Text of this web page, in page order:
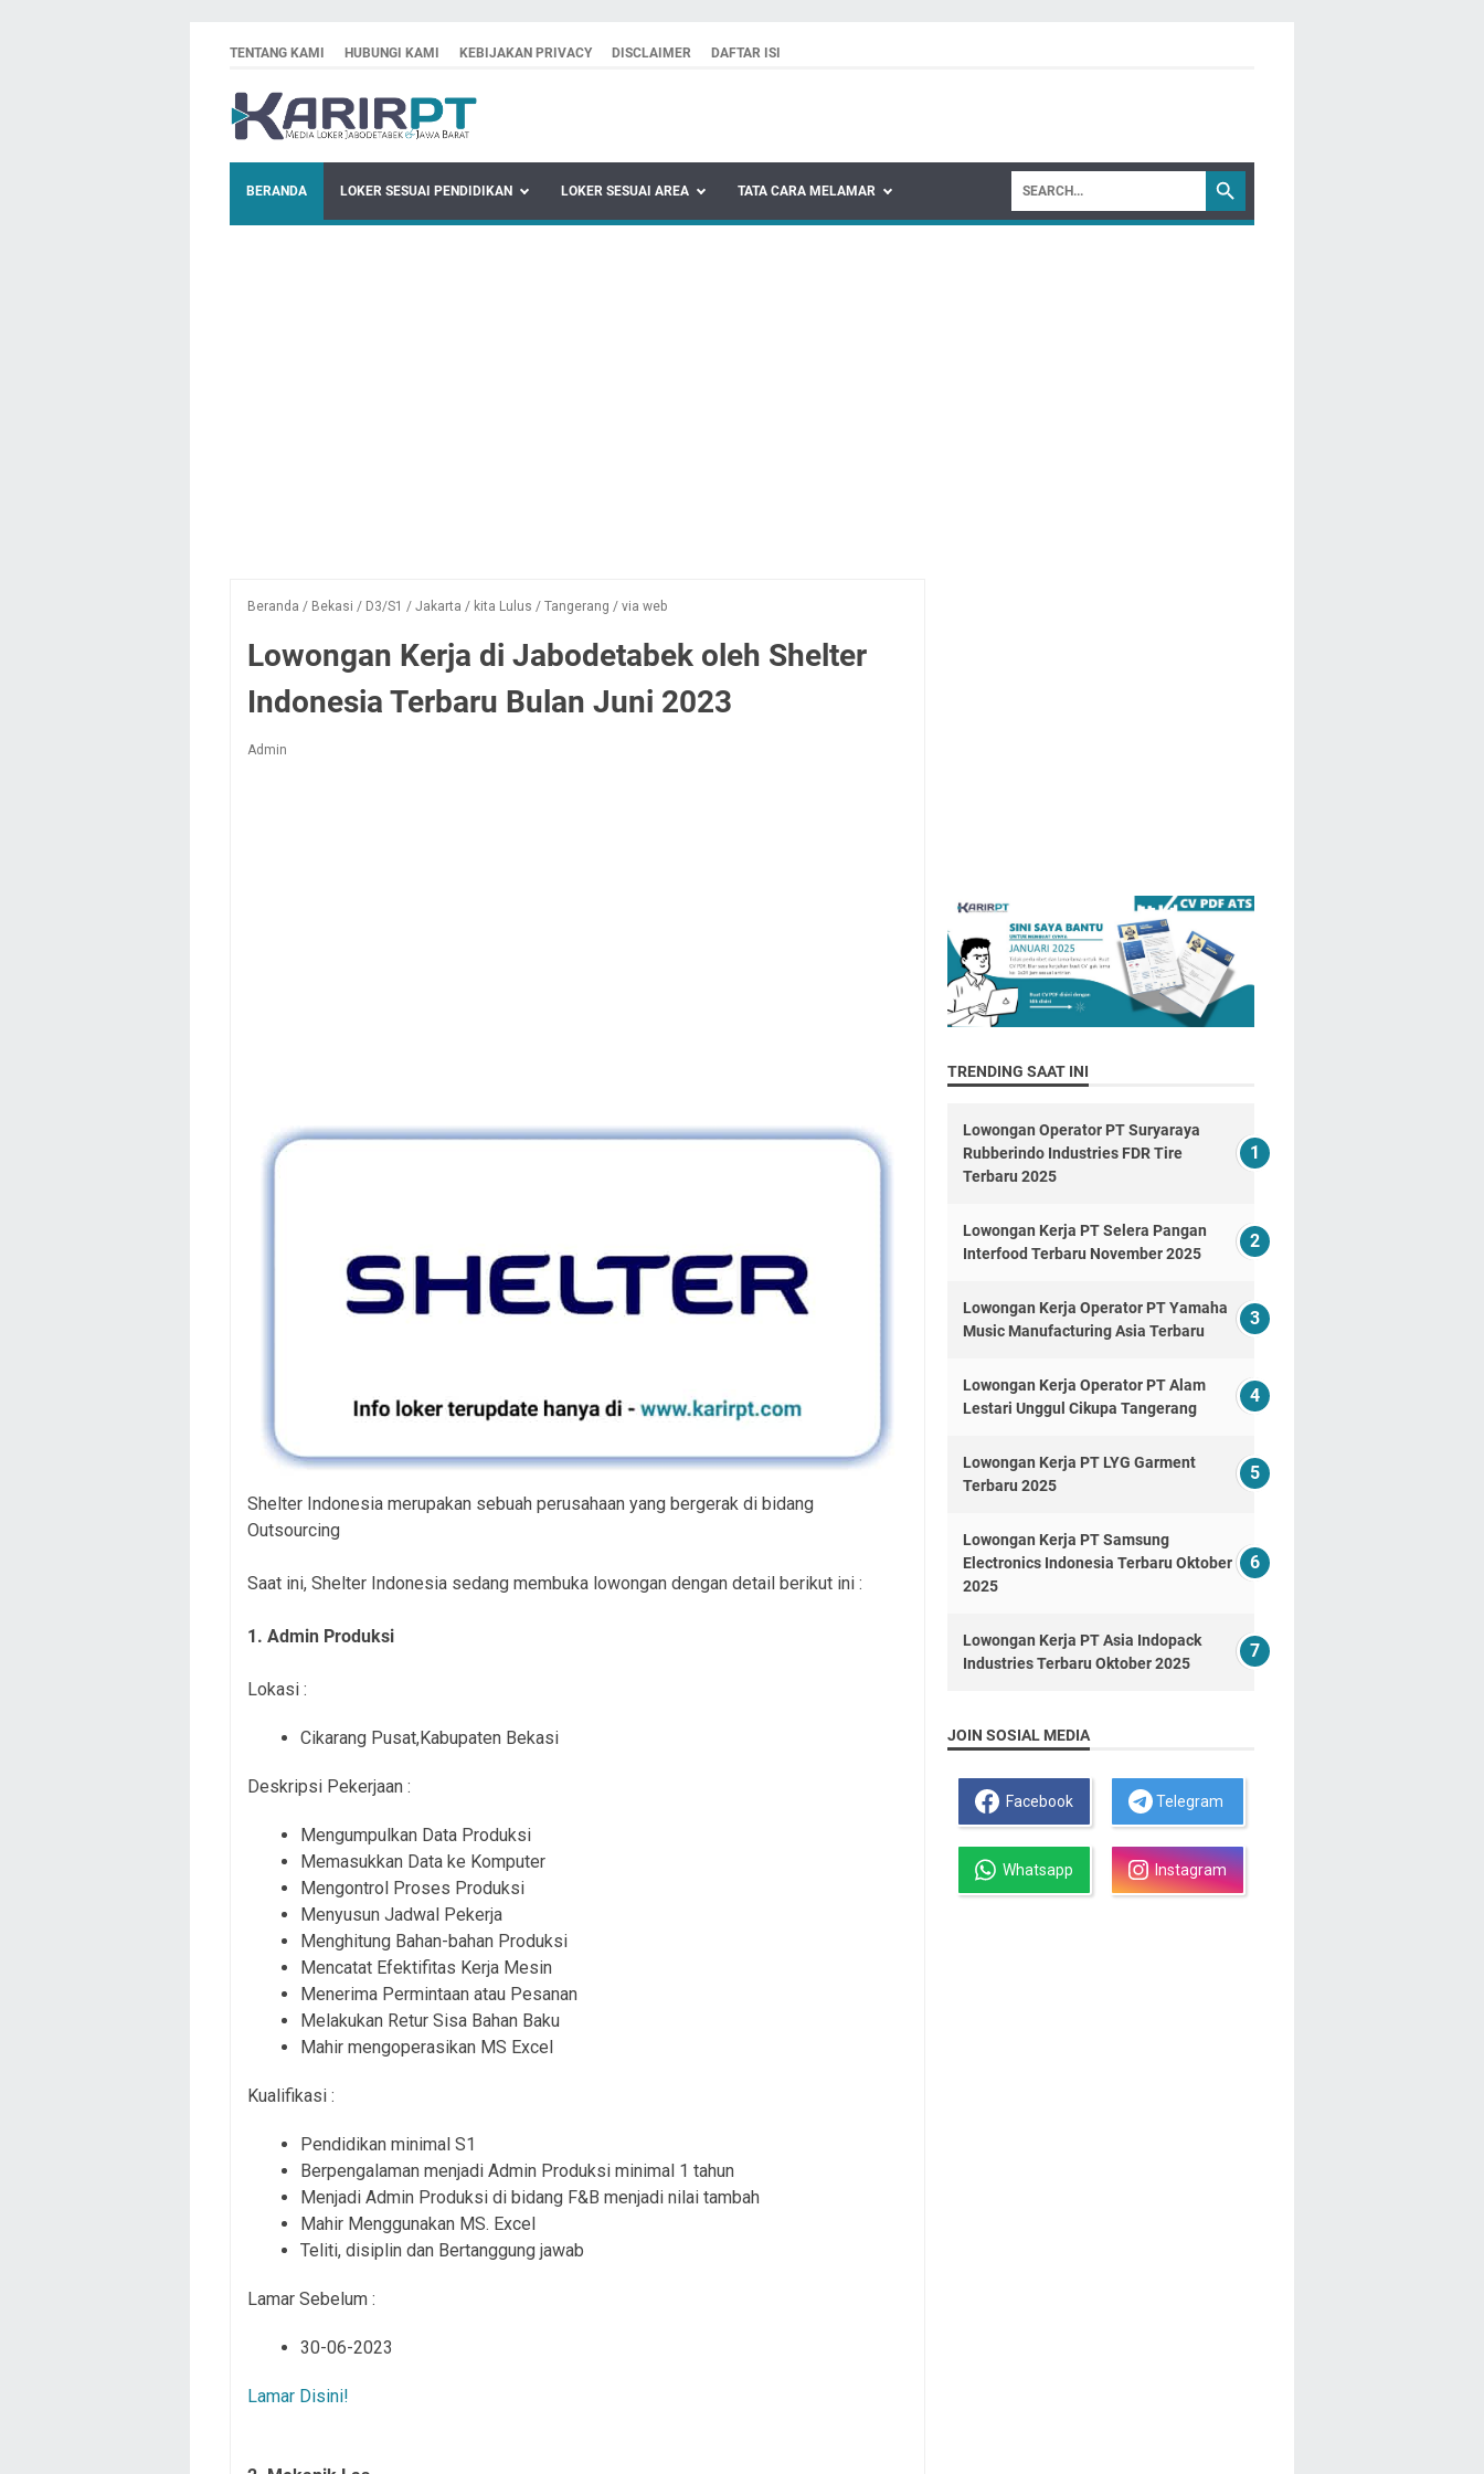
TENTANG KAMI HUBUNGI KAMI KEBIJAKAN PRIVACY DISCLAIMER DAFTAR ISI
BERANDA LOKER SESUAI PENDIDIKAN LOKER SESUAI AREA TATA CARA MELAMAR
Beranda / Bekasi / D3/S1 / Jakarta / kita Lulus / Tangerang / via web
Lowongan Kerja di Jabodetabek oleh Shelter
Indonesia Terbaru Bulan Juni 2023
Admin
Shelter Indonesia merupakan sebuah perusahaan yang bergerak di bidang
Outsourcing
Saat ini, Shelter Indonesia sedang membuka lowongan dengan detail berikut ini :
1. Admin Produksi
Lokasi :
Cikarang Pusat,Kabupaten Bekasi
Deskripsi Pekerjaan :
Mengumpulkan Data Produksi
Memasukkan Data ke Komputer
Mengontrol Proses Produksi
Menyusun Jadwal Pekerja
Menghitung Bahan-bahan Produksi
Mencatat Efektifitas Kerja Mesin
Menerima Permintaan atau Pesanan
Melakukan Retur Sisa Bahan Baku
Mahir mengoperasikan MS Excel
Kualifikasi :
Pendidikan minimal S1
Berpengalaman menjadi Admin Produksi minimal 1 tahun
Menjadi Admin Produksi di bidang F&B menjadi nilai tambah
Mahir Menggunakan MS. Excel
Teliti, disiplin dan Bertanggung jawab
Lamar Sebelum :
30-06-2023
Lamar Disini!
TRENDING SAAT INI
Lowongan Operator PT Suryaraya
Rubberindo Industries FDR Tire
Terbaru 2025
Lowongan Kerja PT Selera Pangan
Interfood Terbaru November 2025
Lowongan Kerja Operator PT Yamaha
Music Manufacturing Asia Terbaru
Lowongan Kerja Operator PT Alam
Lestari Unggul Cikupa Tangerang
Lowongan Kerja PT LYG Garment
Terbaru 2025
Lowongan Kerja PT Samsung
Electronics Indonesia Terbaru Oktober
2025
Lowongan Kerja PT Asia Indopack
Industries Terbaru Oktober 2025
JOIN SOSIAL MEDIA
Facebook Telegram
Whatsapp Instagram